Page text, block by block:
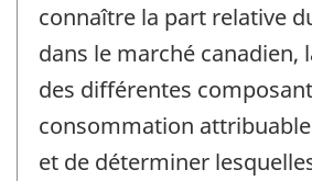
connaître la part relative
dans le marché canadien,
des différentes
consommation
et de déterminer